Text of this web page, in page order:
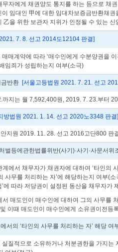
무자에게 채권양도 통지를 하는 등으로 채
이 임대인 甲에 대한 임대차보증금반환채
乙을 위한 보관자 지위가 인정될 수 있는
7. 8. 선고 2014도12104 판결]
매계약에 따라 ‘매수인에게 수분양권을
임죄가 성립하는지 여부(소극)
금반환 [서울고등법원 2021. 7. 21. 선고
까지는 월 7,592,400원, 2019. 7. 23.부터
방법원 2021. 1. 14. 선고 2020노3348 판결]
지원 2019. 11. 28. 선고 2016고단800
벌등에관한법률위반(사기)·사기·사문서
계에서 채무자가 채권자에 대하여 ‘타인의
사무를 처리하는 자’에 해당하는지 여부(
’에 따라 저당권이 설정된 동산을 채무자
서 매도인이 매수인에 대하여 그의 사무를
이때 매도인이 매수인에게 소유권이전
서의 ‘타인의 사무를 처리하는 자’ 해당 여
실질적으로 소유하거나 처분권한을 가지